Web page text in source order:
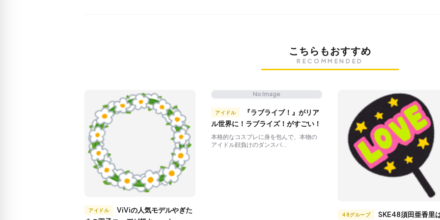
こちらもおすすめ
RECOMMENDED
アイドル
No Image
アイドル
ル世界に！ラブライズ！がすごい！
本格的なコスプレに身を包んで、本物の
アイドル顔負けのダンスパ...
48グループ